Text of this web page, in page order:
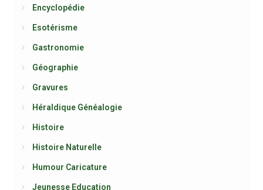
Encyclopédie
Esotérisme
Gastronomie
Géographie
Gravures
Héraldique Généalogie
Histoire
Histoire Naturelle
Humour Caricature
Jeunesse Education